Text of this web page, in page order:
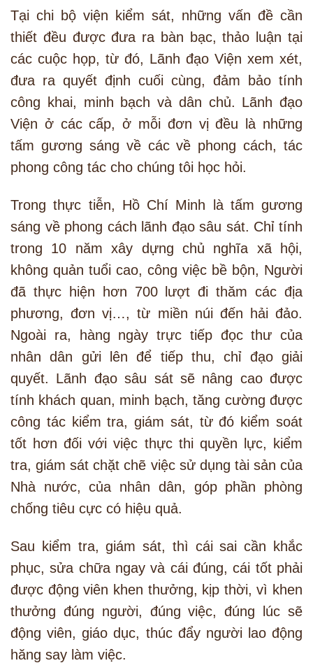
Tại chi bộ viện kiểm sát, những vấn đề cần
thiết đều được đưa ra bàn bạc, thảo luận tại
các cuộc họp, từ đó, Lãnh đạo Viện xem xét,
đưa ra quyết định cuối cùng, đảm bảo tính
công khai, minh bạch và dân chủ. Lãnh đạo
Viện ở các cấp, ở mỗi đơn vị đều là những
tấm gương sáng về các về phong cách, tác
phong công tác cho chúng tôi học hỏi.
Trong thực tiễn, Hồ Chí Minh là tấm gương
sáng về phong cách lãnh đạo sâu sát. Chỉ tính
trong 10 năm xây dựng chủ nghĩa xã hội,
không quản tuổi cao, công việc bề bộn, Người
đã thực hiện hơn 700 lượt đi thăm các địa
phương, đơn vị…, từ miền núi đến hải đảo.
Ngoài ra, hàng ngày trực tiếp đọc thư của
nhân dân gửi lên để tiếp thu, chỉ đạo giải
quyết. Lãnh đạo sâu sát sẽ nâng cao được
tính khách quan, minh bạch, tăng cường được
công tác kiểm tra, giám sát, từ đó kiểm soát
tốt hơn đối với việc thực thi quyền lực, kiểm
tra, giám sát chặt chẽ việc sử dụng tài sản của
Nhà nước, của nhân dân, góp phần phòng
chống tiêu cực có hiệu quả.
Sau kiểm tra, giám sát, thì cái sai cần khắc
phục, sửa chữa ngay và cái đúng, cái tốt phải
được động viên khen thưởng, kịp thời, vì khen
thưởng đúng người, đúng việc, đúng lúc sẽ
động viên, giáo dục, thúc đẩy người lao động
hăng say làm việc.